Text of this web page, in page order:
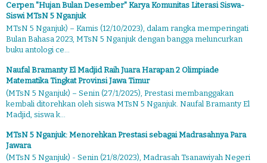
Cerpen "Hujan Bulan Desember" Karya Komunitas Literasi Siswa-
Siswi MTsN 5 Nganjuk
MTsN 5 Nganjuk) – Kamis (12/10/2023), dalam rangka memperingati
Bulan Bahasa 2023, MTsN 5 Nganjuk dengan bangga meluncurkan
buku antologi ce...
Naufal Bramanty El Madjid Raih Juara Harapan 2 Olimpiade
Matematika Tingkat Provinsi Jawa Timur
(MTsN 5 Nganjuk) – Senin (27/1/2025), Prestasi membanggakan
kembali ditorehkan oleh siswa MTsN 5 Nganjuk. Naufal Bramanty El
Madjid, siswa k...
MTsN 5 Nganjuk: Menorehkan Prestasi sebagai Madrasahnya Para
Jawara
(MTsN 5 Nganjuk) - Senin (21/8/2023), Madrasah Tsanawiyah Negeri